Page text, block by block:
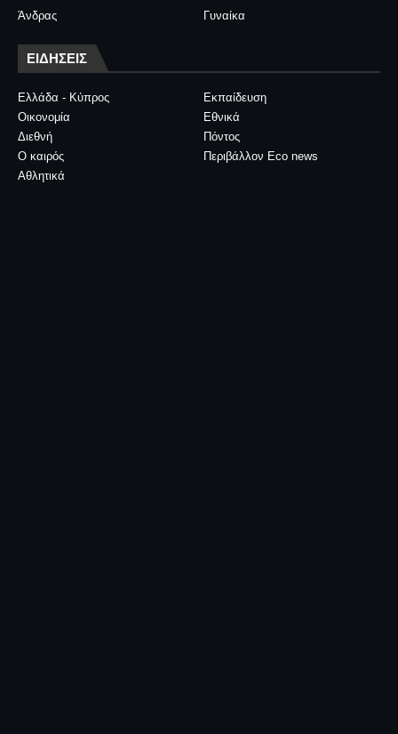
Άνδρας Γυναίκα
ΕΙΔΗΣΕΙΣ
Ελλάδα - Κύπρος
Εκπαίδευση
Οικονομία
Εθνικά
Διεθνή
Πόντος
Ο καιρός
Περιβάλλον Eco news
Αθλητικά